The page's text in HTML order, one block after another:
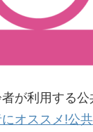
が利用する
オススメ!公